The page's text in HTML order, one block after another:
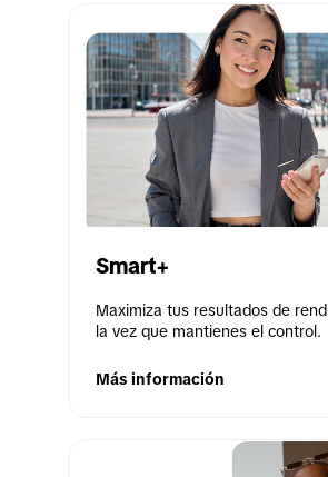
Smart+
Maximiza tus resultados de
la vez que mantienes el control.
Más información